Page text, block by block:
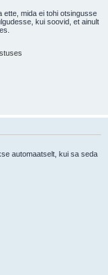
ette, mida ei tohi otsingusse
soovid, et ainult
automaatselt, kui sa seda